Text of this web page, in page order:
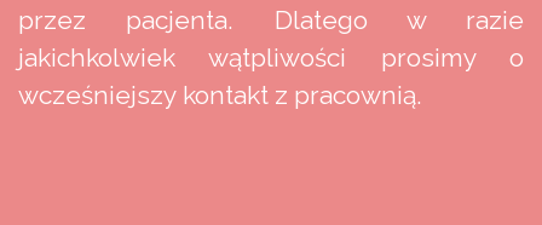
przez pacjenta. Dlatego w razie
jakichkolwiek wątpliwości prosimy o
wcześniejszy kontakt z pracownią.